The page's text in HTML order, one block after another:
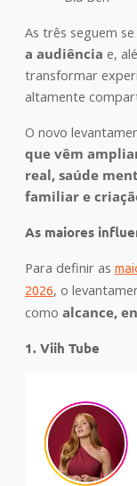
As três seguem
a audiência e,
transformar
altamente
O novo
que vêm
real, saúde
familiar e
As maiores
Para definir as
2026, o
como alcance,
1. Viih Tube